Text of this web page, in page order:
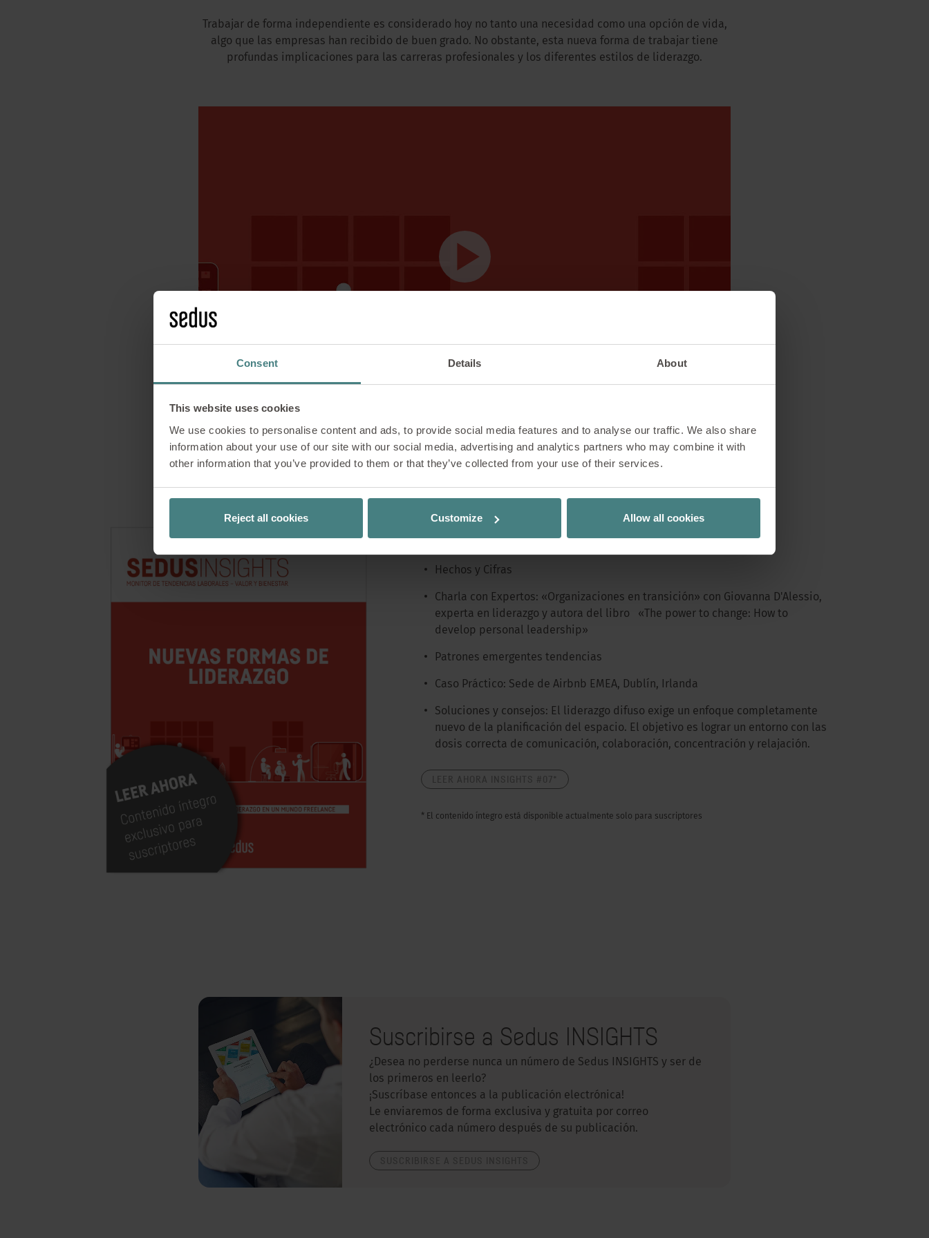
Consent Details About
This website uses cookies
We use cookies to personalise content and ads, to provide social media features and to analyse our traffic. We also share
information about your use of our site with our social media, advertising and analytics partners who may combine it with
other information that you’ve provided to them or that they’ve collected from your use of their services.
Reject all cookies Customize Allow all cookies
Trabajar de forma independiente es considerado hoy no tanto una necesidad como una opción de vida,
algo que las empresas han recibido de buen grado. No obstante, esta nueva forma de trabajar tiene
profundas implicaciones para las carreras profesionales y los diferentes estilos de liderazgo.
Índice
Hechos y Cifras
Charla con Expertos: «Organizaciones en transición» con Giovanna D'Alessio,
experta en liderazgo y autora del libro «The power to change: How to
develop personal leadership»
Patrones emergentes tendencias
Caso Práctico: Sede de Airbnb EMEA, Dublín, Irlanda
Soluciones y consejos: El liderazgo difuso exige un enfoque completamente
nuevo de la planificación del espacio. El objetivo es lograr un entorno con las
dosis correcta de comunicación, colaboración, concentración y relajación.
* El contenido íntegro está disponible actualmente solo para suscriptores
Suscribirse a Sedus INSIGHTS
¿Desea no perderse nunca un número de Sedus INSIGHTS y ser de
los primeros en leerlo?
¡Suscríbase entonces a la publicación electrónica!
Le enviaremos de forma exclusiva y gratuita por correo
electrónico cada número después de su publicación.